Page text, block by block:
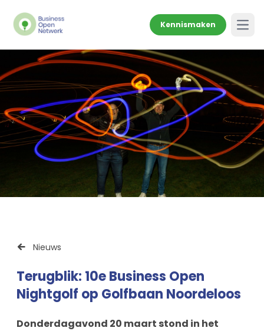
Kennismaken
Nieuws
Terugblik: 10e Business Open
Nightgolf op Golfbaan Noordeloos
Donderdagavond 20 maart stond in het